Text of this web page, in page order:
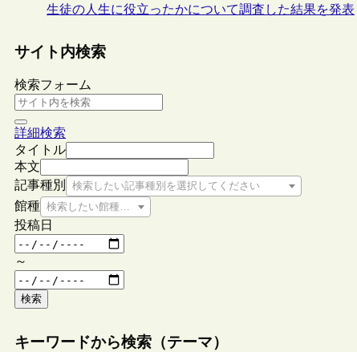
生徒の人生に役立ったかについて調査した結果を発表
サイト内検索
検索フォーム
詳細検索
タイトル
本文
記事種別
検索したい記事種別を選択してください
館種 検索したい館種を選択してください
投稿日
～
検索
キーワードから検索（テーマ）